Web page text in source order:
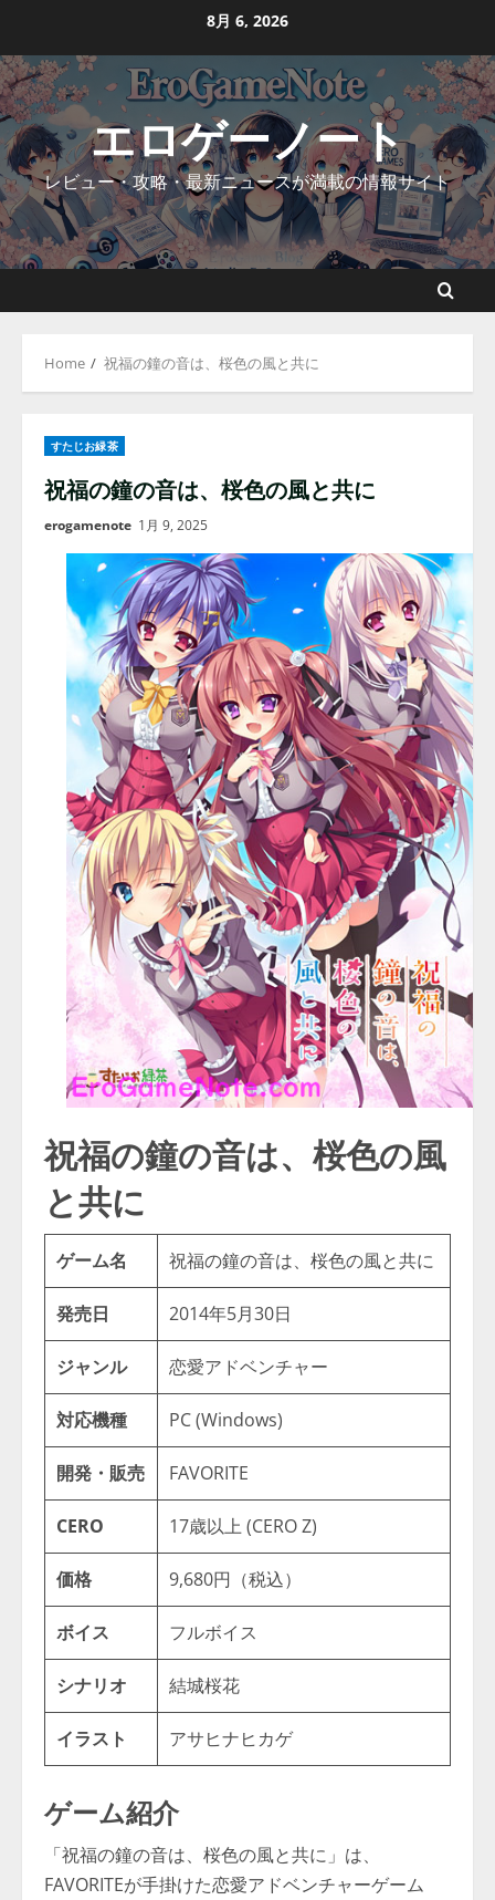
content
8月 6, 2026
エロゲーノート
レビュー・攻略・最新ニュースが満載の情報サイト
Home 祝福の鐘の音は、桜色の風と共に
すたじお緑茶
祝福の鐘の音は、桜色の風と共に
erogamenote 1月 9, 2025
祝福の鐘の音は、桜色の風
と共に
ゲーム名 祝福の鐘の音は、桜色の風と共に
発売日 2014年5月30日
ジャンル 恋愛アドベンチャー
対応機種 PC (Windows)
開発・販売 FAVORITE
CERO 17歳以上 (CERO Z)
価格 9,680円（税込）
ボイス フルボイス
シナリオ 結城桜花
イラスト アサヒナヒカゲ
ゲーム紹介
「祝福の鐘の音は、桜色の風と共に」は、
FAVORITEが手掛けた恋愛アドベンチャーゲーム